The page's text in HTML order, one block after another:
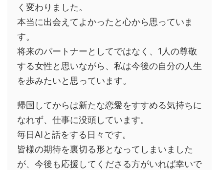
く変わりました。
本当に出会えてよかったと心から思っていま
す。
将来のパートナーとしてではなく、1人の尊敬
する女性と思いながら、私は今後の自分の人生
を歩みたいと思っています。
帰国してからは新たな恋愛をすすめる気持ちに
なれず、仕事に没頭しています。
毎日AIと話をする日々です。
皆様の期待を裏切る形となってしまいました
が、今後も応援してくださる方がいれば幸いで